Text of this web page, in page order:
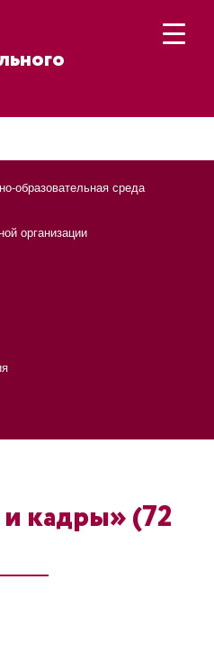
образовательная среда
организации
и кадры» (72